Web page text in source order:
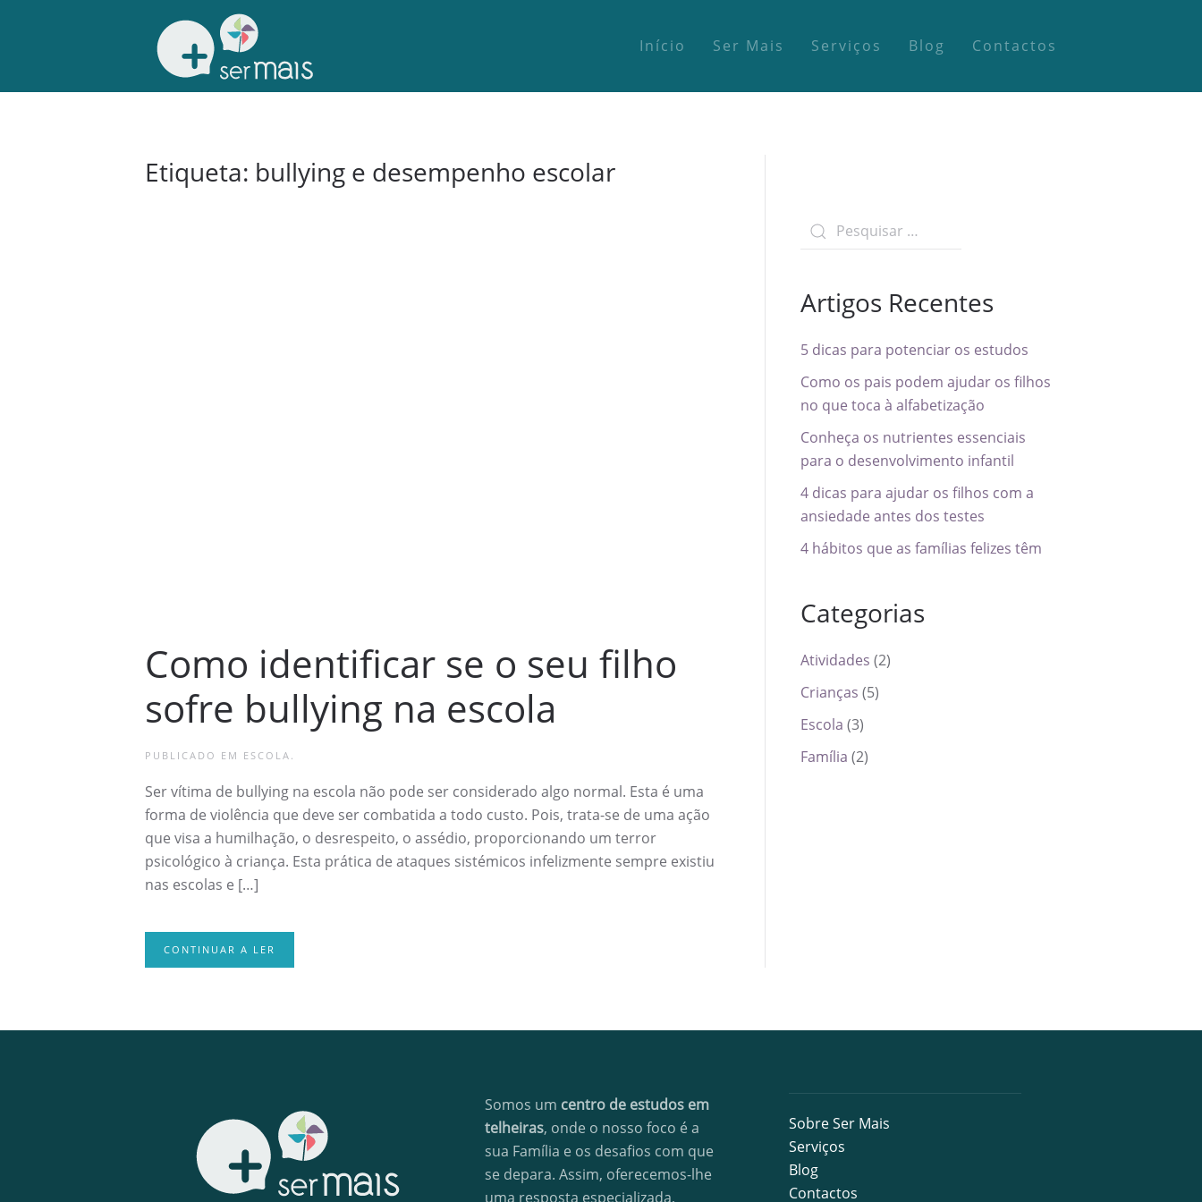
Início Ser Mais Serviços Blog Contactos
Etiqueta: bullying e desempenho escolar
Como identificar se o seu filho
sofre bullying na escola
PUBLICADO EM ESCOLA .
Ser vítima de bullying na escola não pode ser considerado algo normal. Esta é uma
forma de violência que deve ser combatida a todo custo. Pois, trata-se de uma ação
que visa a humilhação, o desrespeito, o assédio, proporcionando um terror
psicológico à criança. Esta prática de ataques sistémicos infelizmente sempre existiu
nas escolas e […]
CONTINUAR A LER
Artigos Recentes
5 dicas para potenciar os estudos
Como os pais podem ajudar os filhos
no que toca à alfabetização
Conheça os nutrientes essenciais
para o desenvolvimento infantil
4 dicas para ajudar os filhos com a
ansiedade antes dos testes
4 hábitos que as famílias felizes têm
Categorias
Atividades (2)
Crianças (5)
Escola (3)
Família (2)
Somos um centro de estudos em
telheiras, onde o nosso foco é a
sua Família e os desafios com que
se depara. Assim, oferecemos-lhe
uma resposta especializada,
Sobre Ser Mais
Serviços
Blog
Contactos